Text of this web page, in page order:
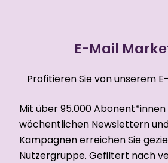
E-Mail
Profitieren Sie von unserem
Mit über 95.000
wöchentlichen Newslettern
Kampagnen erreichen Sie
Nutzergruppe. Gefiltert nach